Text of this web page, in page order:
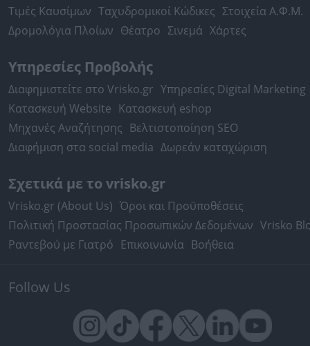
Τιμές Καυσίμων Ταχυδρομικοί Κώδικες Στοιχεία Α.Φ.Μ.
Δρομολόγια Πλοίων Θέατρο Σινεμά Χάρτες
Υπηρεσίες Προβολής
Διαφημιστείτε στο Vrisko.gr Υπηρεσίες Digital Marketing
Κατασκευή Website Κατασκευή eshop
Μηχανές Αναζήτησης Βελτιστοποίηση SEO
Διαφήμιση στα social media Δωρεάν καταχώριση
Σχετικά με το vrisko.gr
Vrisko.gr (About Us) Όροι και Προϋποθέσεις
Πολιτική Προστασίας Προσωπικών Δεδομένων Vrisko
Ραντεβού με Γιατρό Επικοινωνία Βοήθεια
Follow Us